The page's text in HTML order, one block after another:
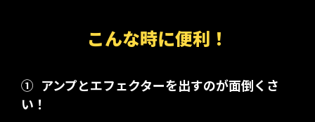
こんな時に便利！
① アンプとエフェクターを出すのが面倒くさ
い！